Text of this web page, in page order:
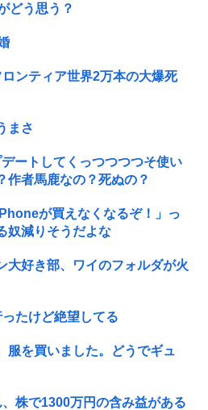
どう思う？
ンティア世界2万本の大爆死
まさ
ートしてくっつつつつそ使い
作者馬鹿なの？死ぬの？
が買えなくなるぞ！」っ
奴減りそうだよな
大好き部、ワイのフォルダが火
たけど絶望してる
服を買いました。どうでギュ
株で1300万円の含み益がある